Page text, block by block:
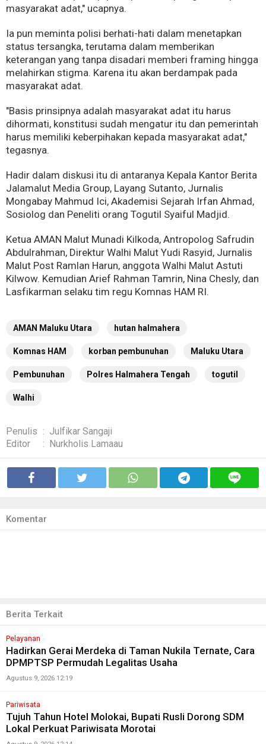
masyarakat adat," ucapnya.
Ia pun meminta polisi berhati-hati dalam menetapkan
status tersangka, terutama dalam memberikan
keterangan yang tanpa disadari memberi framing hingga
melahirkan stigma. Karena itu akan berdampak pada
masyarakat adat.
"Basis prinsipnya adalah masyarakat adat itu harus
dihormati, konstitusi sudah mengatur itu dan pemerintah
harus memiliki keberpihakan kepada masyarakat adat,"
tegasnya.
Hadir dalam diskusi itu di antaranya Kepala Kantor Berita
Jalamalut Media Group, Layang Sutanto, Jurnalis
Mongabay Mahmud Ici, Akademisi Sejarah Irfan Ahmad,
Sosiolog dan Peneliti orang Togutil Syaiful Madjid.
Ketua AMAN Malut Munadi Kilkoda, Antropolog Safrudin
Abdulrahman, Direktur Walhi Malut Yudi Rasyid, Jurnalis
Malut Post Ramlan Harun, anggota Walhi Malut Astuti
Kilwow. Kemudian Arief Rahman Tamrin, Nina Chesly, dan
Lasfikarman selaku tim regu Komnas HAM RI.
AMAN Maluku Utara hutan halmahera
Komnas HAM korban pembunuhan Maluku Utara
Pembunuhan Polres Halmahera Tengah togutil
Walhi
Penulis : Julfikar Sangaji
Editor
: Nurkholis Lamaau
Komentar
Berita Terkait
Pelayanan
Hadirkan Gerai Merdeka di Taman Nukila Ternate, Cara
DPMPTSP Permudah Legalitas Usaha
Agustus 9, 2026 12:19
Pariwisata
Tujuh Tahun Hotel Molokai, Bupati Rusli Dorong SDM
Lokal Perkuat Pariwisata Morotai